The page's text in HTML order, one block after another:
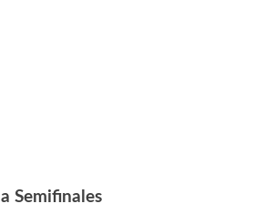
Semifinales